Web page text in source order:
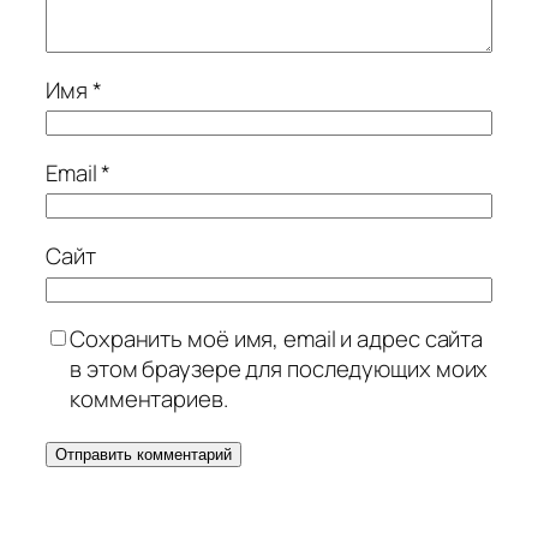
Имя*
Email*
Сайт
Сохранить моё имя, email и адрес сайта
в этом браузере для последующих моих
комментариев.